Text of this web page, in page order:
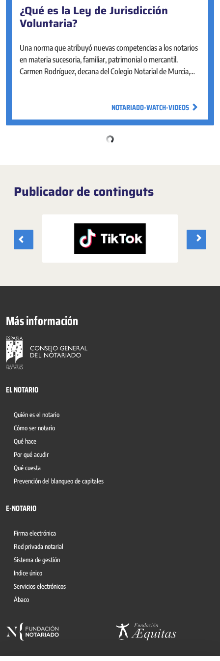
¿Qué es la Ley de Jurisdicción
Voluntaria?
Una norma que atribuyó nuevas competencias a los notarios
en materia sucesoria, familiar, patrimonial o mercantil.
Carmen Rodríguez, decana del Colegio Notarial de Murcia,
NOTARIADO-WATCH-VIDEOS
Portal Estadístico del Notariado
la consulta y el análisis del mercado inmobiliario en nuestro
país. Cuenta con un mapa de fácil navegación, visual e
interactivo para explorar y obtener los principales indicadores
NOTARIADO-WATCH-VIDEOS
Publicador de continguts
Más información
EL NOTARIO
Quién es el notario
Cómo ser notario
Qué hace
Por qué acudir
Qué cuesta
Prevención del blanqueo de capitales
E-NOTARIO
Firma electrónica
Red privada notarial
Sistema de gestión
Indice único
Servicios electrónicos
Ábaco